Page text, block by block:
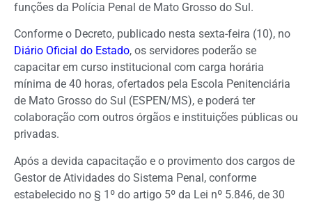
funções da Polícia Penal de Mato Grosso do Sul.
Conforme o Decreto, publicado nesta sexta-feira (10), no
Diário Oficial do Estado, os servidores poderão se
capacitar em curso institucional com carga horária
mínima de 40 horas, ofertados pela Escola Penitenciária
de Mato Grosso do Sul (ESPEN/MS), e poderá ter
colaboração com outros órgãos e instituições públicas ou
privadas.
Após a devida capacitação e o provimento dos cargos de
Gestor de Atividades do Sistema Penal, conforme
estabelecido no § 1º do artigo 5º da Lei nº 5.846, de 30